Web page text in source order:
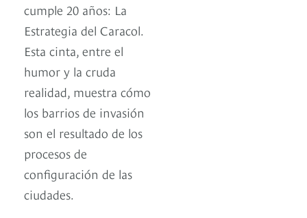
cumple 20 años: La
Estrategia del Caracol.
Esta cinta, entre el
humor y la cruda
realidad, muestra cómo
los barrios de invasión
son el resultado de los
procesos de
configuración de las
ciudades.